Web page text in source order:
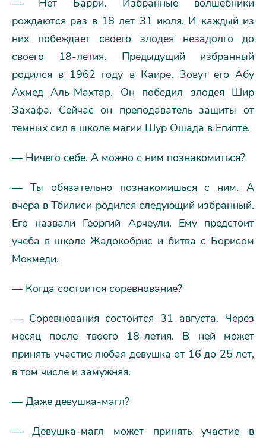
— Нет Барри. Избранные волшебники
рождаются раз в 18 лет 31 июля. И каждый из
них побеждает своего злодея незадолго до
своего 18-летия. Предыдущий избранный
родился в 1962 году в Каире. Зовут его Абу
Ахмед Аль-Махтар. Он победил злодея Шир
Захафа. Сейчас он преподаватель защиты от
темных сил в школе магии Шур Ошада в Египте.
— Ничего себе. А можно с ним познакомиться?
— Ты обязательно познакомишься с ним. А
вчера в Тбилиси родился следующий избранный.
Его назвали Георгий Арчеули. Ему предстоит
учеба в школе Жадокобрис и битва с Борисом
Мокмеди.
— Когда состоится соревнование?
— Соревнования состоится 31 августа. Через
месяц после твоего 18-летия. В ней может
принять участие любая девушка от 16 до 25 лет,
в том числе и замужняя.
— Даже девушка-магл?
— Девушка-магл может принять участие в